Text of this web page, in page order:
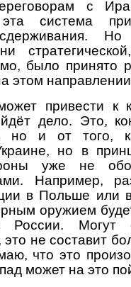
с
система
сдерживания.
было принято
этом
привести к
дело. Это,
но и от того,
но в
уже не
Например,
в Польше или
оружием
России. Могут
не составит
что это
может на это